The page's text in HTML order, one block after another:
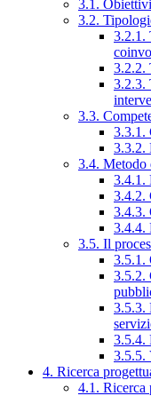
3.1.
3.2.
3.2.1.
3.2.2.
3.2.3.
3.3.
3.3.1.
3.3.2.
3.4. Metodo
3.4.1.
3.4.2.
3.4.3.
3.4.4.
3.5. Il
3.5.1.
3.5.2.
3.5.3.
3.5.4.
3.5.5.
4. Ricerca
4.1. Ricerca